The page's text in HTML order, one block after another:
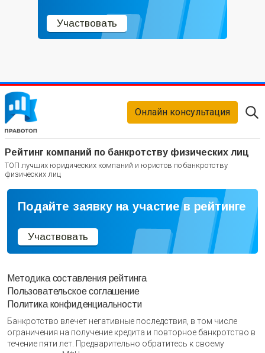
Участвовать
Рейтинг компаний по банкротству физических лиц
ТОП лучших юридических компаний и юристов по банкротству
физических лиц
Онлайн консультация
Подайте заявку на участие в рейтинге
Участвовать
Методика составления рейтинга
Пользовательское соглашение
Политика конфиденциальности
Банкротство влечет негативные последствия, в том числе
ограничения на получение кредита и повторное банкротство в
течение пяти лет. Предварительно обратитесь к своему